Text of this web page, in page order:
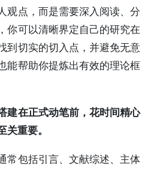
观点，而是需要深入阅读、分
你可以清晰界定自己的研究在
到切实的切入点，并避免无意
能帮助你提炼出有效的理论框
建在正式动笔前，花时间精心
关重要。
常包括引言、文献综述、主体